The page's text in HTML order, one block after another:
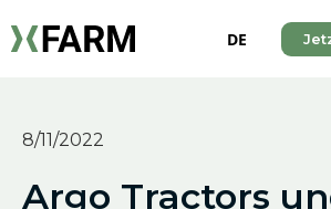
DE
8/11/2022
Argo Tractors